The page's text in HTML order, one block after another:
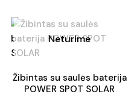
Neturime
Žibintas su saulės baterija
POWER SPOT SOLAR